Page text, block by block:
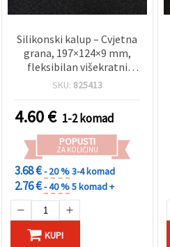
Silikonski kalup – Cvjetna
grana, 197×124×9 mm,
fleksibilan višekratni
kalup za lijevanje, za
sapun i glinu
SKU: 825413
4.60€ 1-2 komad
POPUSTI
ZA KOLIČINU
3.68 €- 20 %3-4 komad
2.76 €- 40 %5 komad +
KUPI